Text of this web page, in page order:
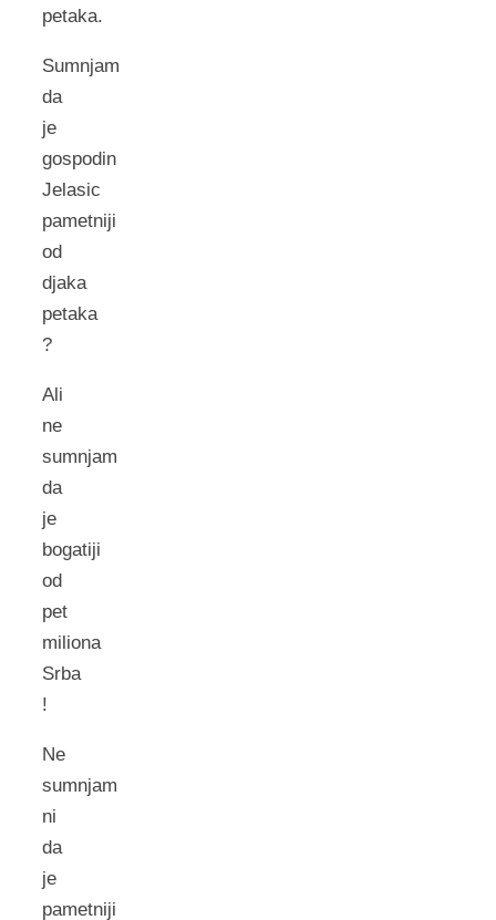
petaka.
Sumnjam
da
je
gospodin
Jelasic
pametniji
od
djaka
petaka
?
Ali
ne
sumnjam
da
je
bogatiji
od
pet
miliona
Srba
!
Ne
sumnjam
ni
da
je
pametniji